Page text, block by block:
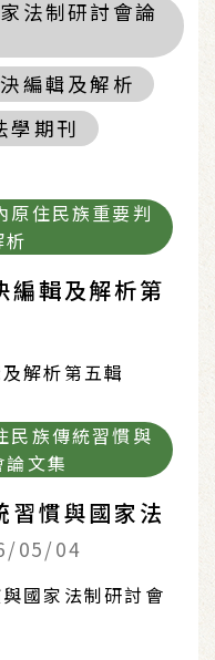
法制研討會論
編輯及解析
學期刊
住民族重要判
析
編輯及解析第
解析第五輯
族傳統習慣與
文集
習慣與國家法
05/04
國家法制研討會